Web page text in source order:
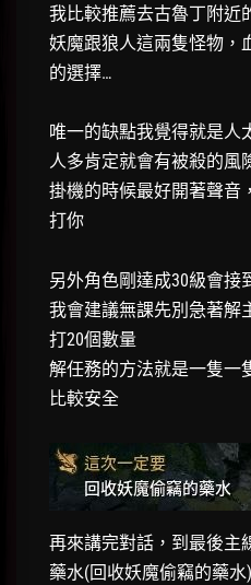
我比較推薦去古魯丁附近
妖魔跟狼人這兩隻怪物，
的選擇…
唯一的缺點我覺得就是人
人多肯定就會有被殺的風
掛機的時候最好開著聲音
打你
另外角色剛達成30級會接
我會建議無課先別急著解
打20個數量
解任務的方法就是一隻一
比較安全
再來講完對話，到最後主
藥水(回收妖魔偷竊的藥水)